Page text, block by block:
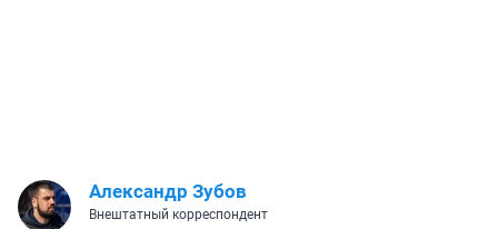
Александр Зубов
Внештатный корреспондент